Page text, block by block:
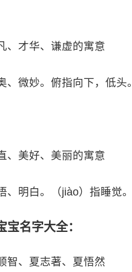
、才华、谦虚的寓意
微妙。俯指向下，低头。
、美好、美丽的寓意
、明白。（jiào）指睡觉
名字大全：
智、夏志著、夏悟然